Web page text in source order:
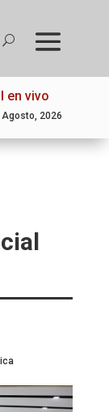
en vivo
2026